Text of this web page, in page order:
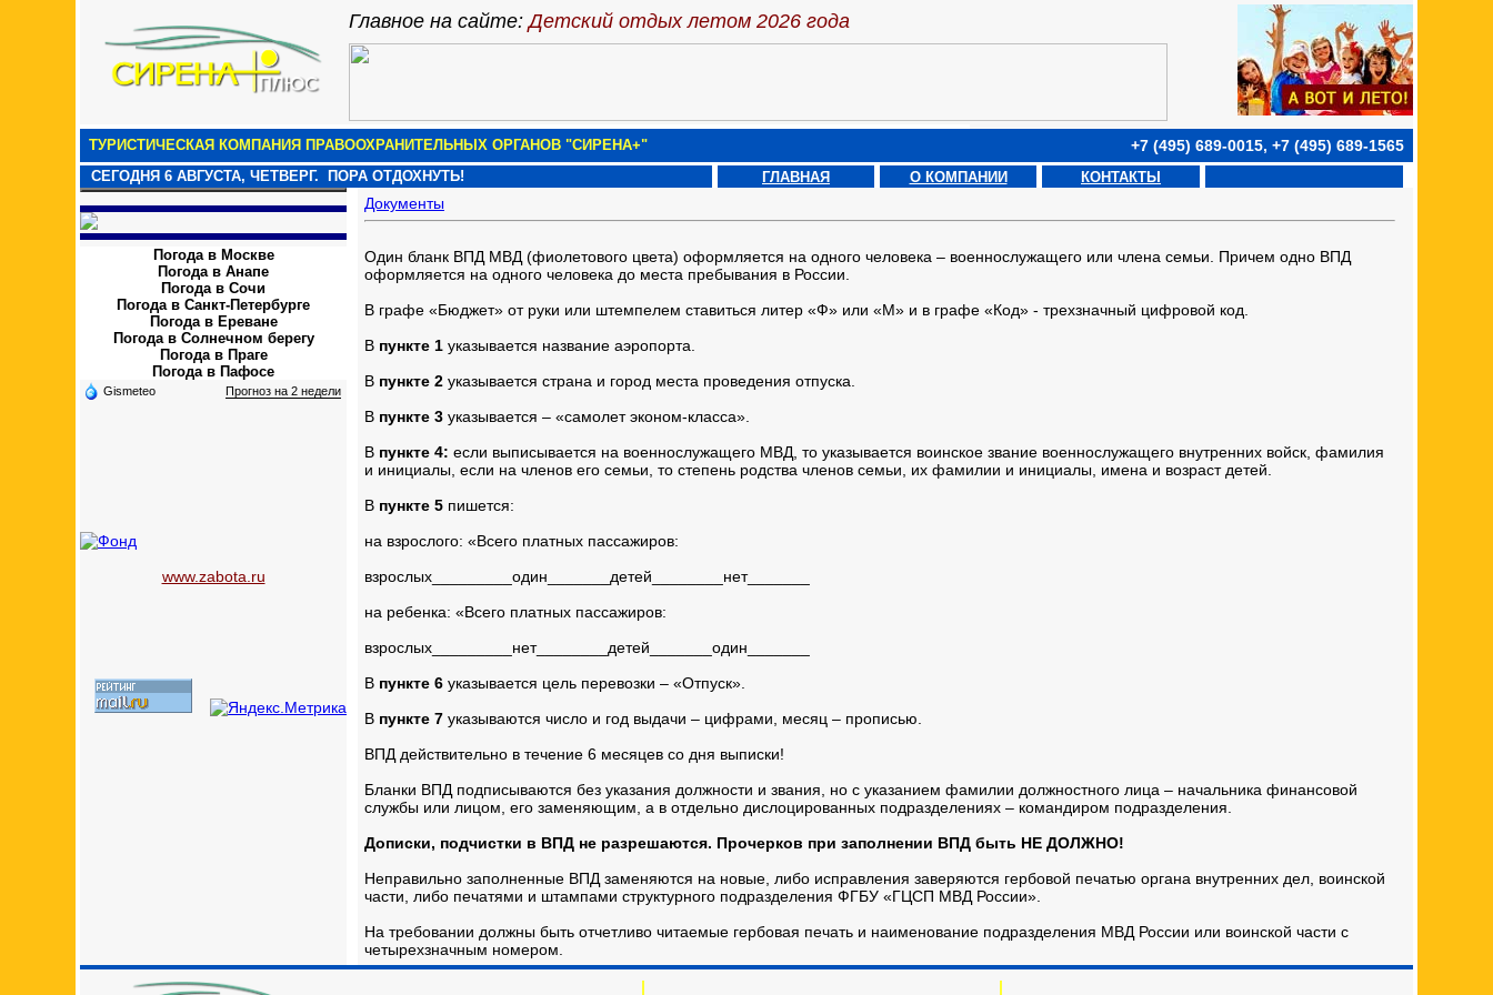
Главное на сайте:Детский отдых летом 2026 года
ТУРИСТИЧЕСКАЯ КОМПАНИЯ ПРАВООХРАНИТЕЛЬНЫХ ОРГАНОВ "СИРЕНА+" +7 (495) 689-0015, +7 (495) 689-1565
СЕГОДНЯ 6 АВГУСТА, ЧЕТВЕРГ. ПОРА ОТДОХНУТЬ! ГЛАВНАЯ О КОМПАНИИ КОНТАКТЫ
Погода в Москве
Погода в Анапе
Погода в Сочи
Погода в Санкт-Петербурге
Погода в Ереване
Погода в Солнечном берегу
Погода в Праге
Погода в Пафосе
Gismeteo Прогноз на 2 недели
www.zabota.ru
Документы
Один бланк ВПД МВД (фиолетового цвета) оформляется на одного человека – военнослужащего или члена семьи. Причем одно ВПД
оформляется на одного человека до места пребывания в России.
В графе «Бюджет» от руки или штемпелем ставиться литер «Ф» или «М» и в графе «Код» - трехзначный цифровой код.
В пункте 1 указывается название аэропорта.
В пункте 2 указывается страна и город места проведения отпуска.
В пункте 3 указывается – «самолет эконом-класса».
В пункте 4: если выписывается на военнослужащего МВД, то указывается воинское звание военнослужащего внутренних войск, фамилия
и инициалы, если на членов его семьи, то степень родства членов семьи, их фамилии и инициалы, имена и возраст детей.
В пункте 5 пишется:
на взрослого: «Всего платных пассажиров:
взрослых_________один_______детей________нет_______
на ребенка: «Всего платных пассажиров:
взрослых_________нет________детей_______один_______
В пункте 6 указывается цель перевозки – «Отпуск».
В пункте 7 указываются число и год выдачи – цифрами, месяц – прописью.
ВПД действительно в течение 6 месяцев со дня выписки!
Бланки ВПД подписываются без указания должности и звания, но с указанием фамилии должностного лица – начальника финансовой
службы или лицом, его заменяющим, а в отдельно дислоцированных подразделениях – командиром подразделения.
Дописки, подчистки в ВПД не разрешаются. Прочерков при заполнении ВПД быть НЕ ДОЛЖНО!
Неправильно заполненные ВПД заменяются на новые, либо исправления заверяются гербовой печатью органа внутренних дел, воинской
части, либо печатями и штампами структурного подразделения ФГБУ «ГЦСП МВД России».
На требовании должны быть отчетливо читаемые гербовая печать и наименование подразделения МВД России или воинской части с
четырехзначным номером.